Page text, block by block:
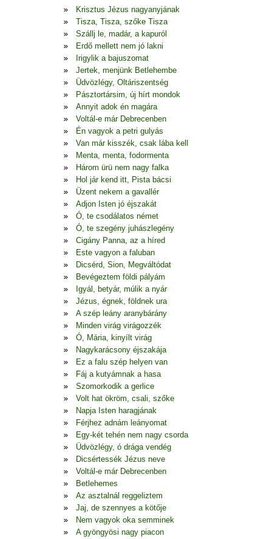
Krisztus Jézus nagyanyjának
Tisza, Tisza, szőke Tisza
Szállj le, madár, a kapuról
Erdő mellett nem jó lakni
Irigylik a bajuszomat
Jertek, menjünk Betlehembe
Üdvözlégy, Oltáriszentség
Pásztortársim, új hírt mondok
Annyit adok én magára
Voltál-e már Debrecenben
Én vagyok a petri gulyás
Van már kisszék, csak lába kell
Menta, menta, fodormenta
Három ürü nem nagy falka
Hol jár kend itt, Pista bácsi
Üzent nekem a gavallér
Adjon Isten jó éjszakát
Ó, te csodálatos német
Ó, te szegény juhászlegény
Cigány Panna, az a híred
Este vagyon a faluban
Dicsérd, Sion, Megváltódat
Bevégeztem földi pályám
Igyál, betyár, múlik a nyár
Jézus, égnek, földnek ura
A szép leány aranybárány
Minden virág virágozzék
Ó, Mária, kinyílt virág
Nagykarácsony éjszakája
Ez a falu szép helyen van
Fáj a kutyámnak a hasa
Szomorkodik a gerlice
Volt hat ökröm, csali, szőke
Napja Isten haragjának
Férjhez adnám leányomat
Egy-két tehén nem nagy csorda
Üdvözlégy, ó drága vendég
Dicsértessék Jézus neve
Voltál-e már Debrecenben
Betlehemes
Az asztalnál reggeliztem
Jaj, de szennyes a kötője
Nem vagyok oka semminek
A gyöngyösi nagy piacon